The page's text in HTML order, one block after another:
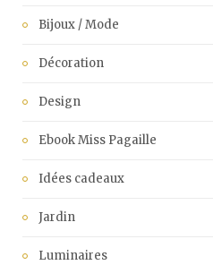
Bijoux / Mode
Décoration
Design
Ebook Miss Pagaille
Idées cadeaux
Jardin
Luminaires